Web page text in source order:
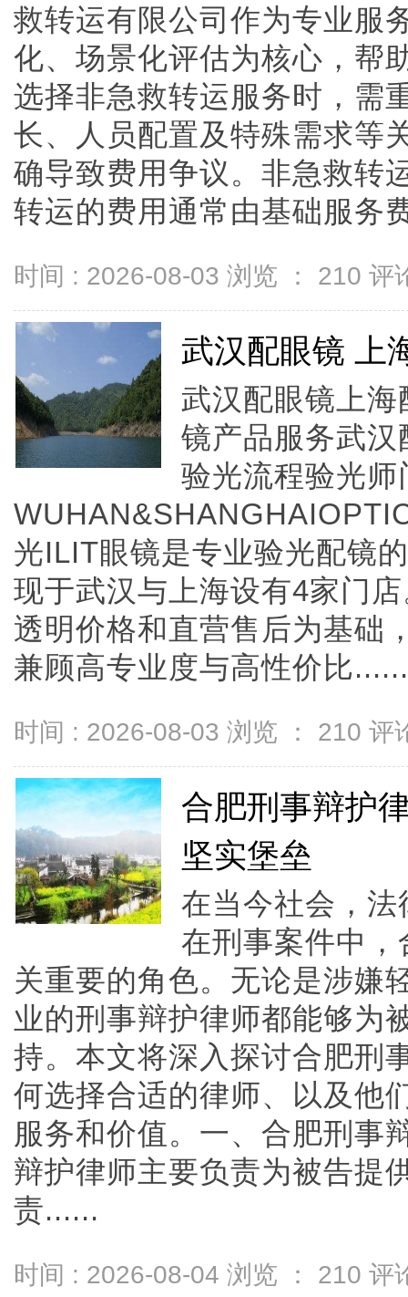
救转运有限公司作为专业服
化、场景化评估为核心，帮
选择非急救转运服务时，需
长、人员配置及特殊需求等
确导致费用争议。非急救转
转运的费用通常由基础服务
时间 : 2026-08-03 浏览 ： 210 评
武汉配眼镜 上
武汉配眼镜上
镜产品服务武
验光流程验光
光ILIT眼镜是专业验光配镜
现于武汉与上海设有4家门
透明价格和直营售后为基础
兼顾高专业度与高性价比......
时间 : 2026-08-03 浏览 ： 210 评
合肥刑事辩护
坚实堡垒
在当今社会，
在刑事案件中
关重要的角色。无论是涉嫌
业的刑事辩护律师都能够为
持。本文将深入探讨合肥刑
何选择合适的律师、以及他
服务和价值。一、合肥刑事
辩护律师主要负责为被告提
责......
时间 : 2026-08-04 浏览 ： 210 评